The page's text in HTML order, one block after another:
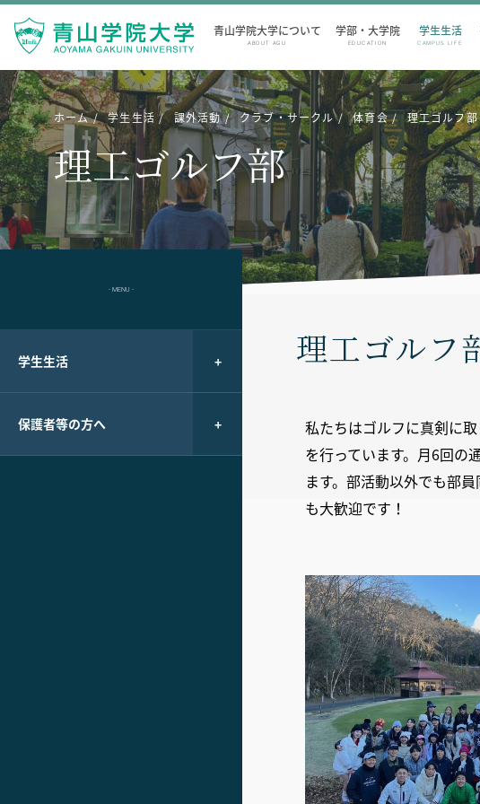
青山学院大学について
ABOUT AGU
学部・大学院
EDUCATION
学生生活
CAMPUS LIFE
ホーム 学生生活 課外活動 クラブ・サークル 体育会 理工ゴルフ部
理工ゴルフ部
- MENU -
学生生活
保護者等の方へ
理工ゴルフ
私たちはゴルフに真剣に
を行っています。月6回の
ます。部活動以外でも部
も大歓迎です！